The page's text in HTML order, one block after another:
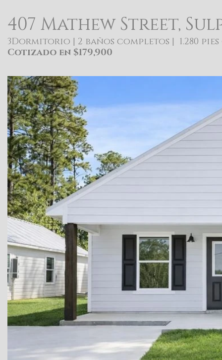
407 Mathew Street,
3Dormitorio | 2 baños completos | 1.280
Cotizado en $179,900